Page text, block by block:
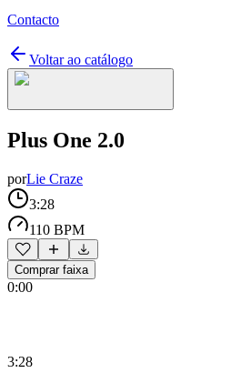
Contacto
Voltar ao catálogo
Plus One 2.0
porLie Craze
3:28
110 BPM
Comprar faixa
0:00
3:28